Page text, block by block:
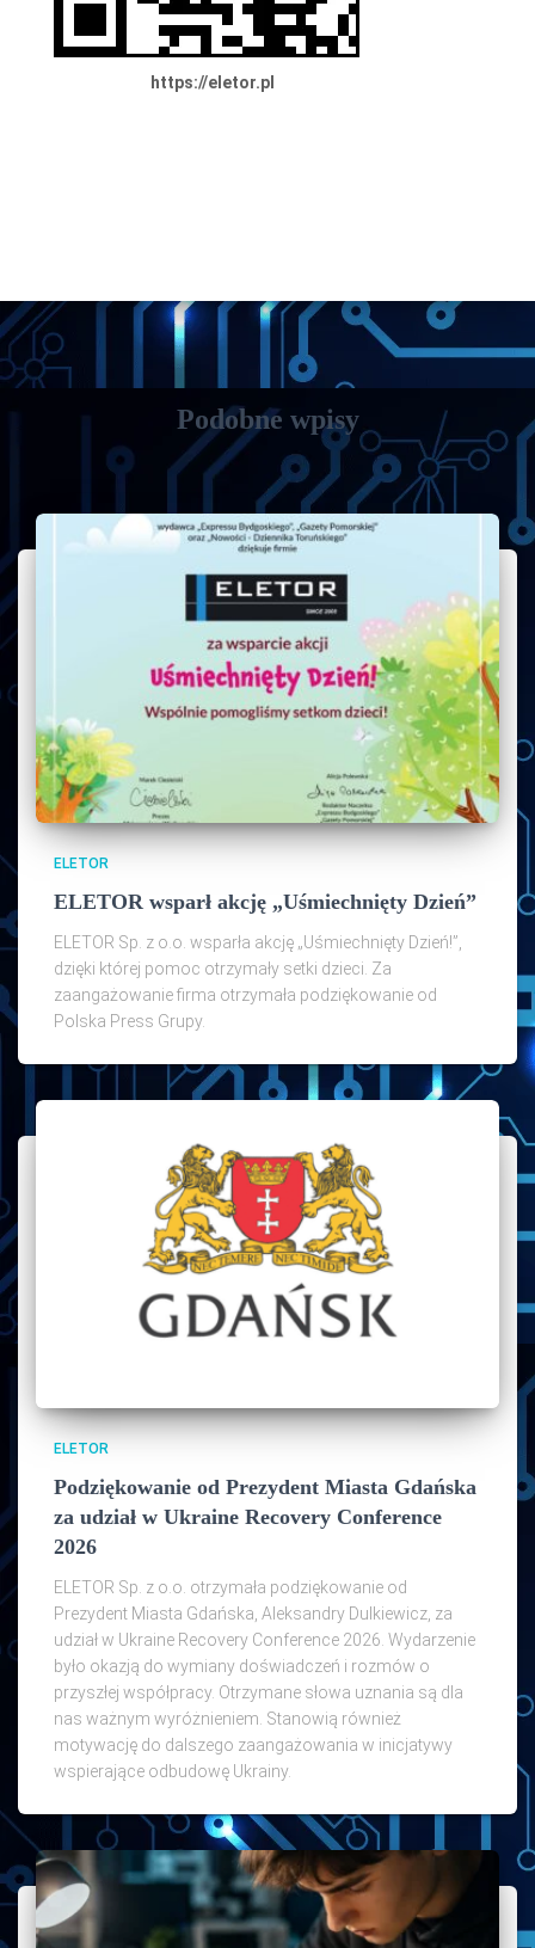
https://eletor.pl
Podobne wpisy
ELETOR
ELETOR wsparł akcję „Uśmiechnięty Dzień”
ELETOR Sp. z o.o. wsparła akcję „Uśmiechnięty Dzień!”,
dzięki której pomoc otrzymały setki dzieci. Za
zaangażowanie firma otrzymała podziękowanie od
Polska Press Grupy.
ELETOR
Podziękowanie od Prezydent Miasta Gdańska
za udział w Ukraine Recovery Conference
2026
ELETOR Sp. z o.o. otrzymała podziękowanie od
Prezydent Miasta Gdańska, Aleksandry Dulkiewicz, za
udział w Ukraine Recovery Conference 2026. Wydarzenie
było okazją do wymiany doświadczeń i rozmów o
przyszłej współpracy. Otrzymane słowa uznania są dla
nas ważnym wyróżnieniem. Stanowią również
motywację do dalszego zaangażowania w inicjatywy
wspierające odbudowę Ukrainy.